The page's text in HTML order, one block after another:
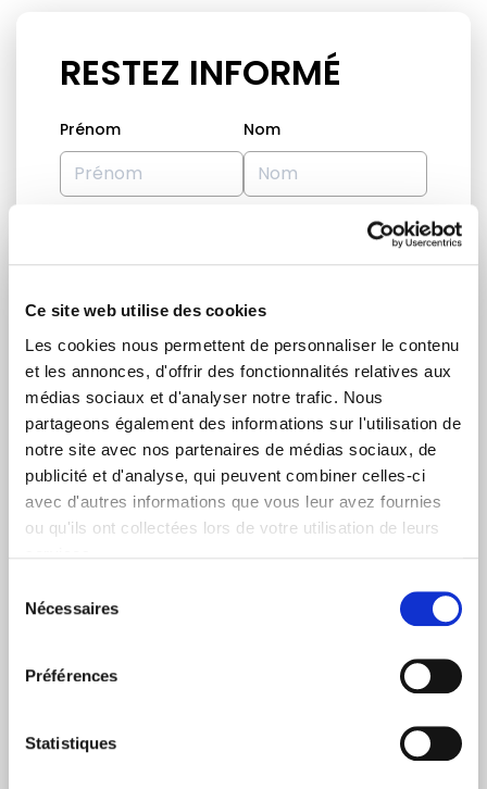
Ce site web utilise des cookies
Les cookies nous permettent de personnaliser le contenu
et les annonces, d'offrir des fonctionnalités relatives aux
médias sociaux et d'analyser notre trafic. Nous
partageons également des informations sur l'utilisation de
notre site avec nos partenaires de médias sociaux, de
publicité et d'analyse, qui peuvent combiner celles-ci
avec d'autres informations que vous leur avez fournies
ou qu'ils ont collectées lors de votre utilisation de leurs
Nécessaires
Préférences
Statistiques
RESTEZ INFORMÉ
Prénom Nom
Oui
Non
Catégories d'abonnement
Nouvelles quotidiennes (Communiqués de presse)
Newsletters (Plénière, Événements, Campagnes)
Je consens à recevoir des newsletters et
communications.
.
communication language